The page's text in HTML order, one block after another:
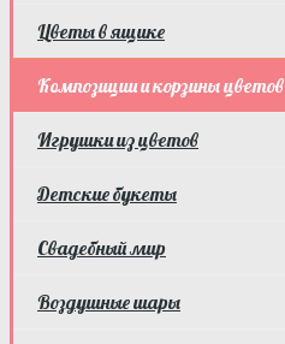
Цветы в ящике
Композиции и корзины цветов
Игрушки из цветов
Детские букеты
Свадебный мир
Воздушные шары